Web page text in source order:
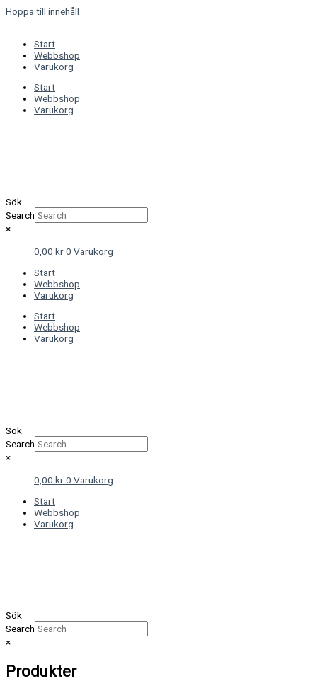
Hoppa till innehåll
Start
Webbshop
Varukorg
Start
Webbshop
Varukorg
Sök
Search
×
0,00 kr0 Varukorg
Start
Webbshop
Varukorg
Start
Webbshop
Varukorg
Sök
Search
×
0,00 kr0 Varukorg
Start
Webbshop
Varukorg
Sök
Search
×
Produkter